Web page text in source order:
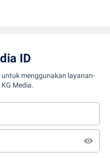
ID
untuk menggunakan layanan-
Media.